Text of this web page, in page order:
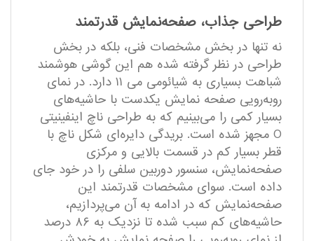
طراحی جذاب، صفحه‌نمایش قدرتمند
نه تنها در بخش مشخصات فنی، بلکه در بخش
طراحی در نظر گرفته شده هم این گوشی هوشمند
شباهت بسیاری به شیائومی می ۱۱ دارد. در نمای
رو‌به‌رویی صفحه نمایش یکدست با حاشیه‌های
بسیار کمی را می‌بینیم که به طراحی ناچ اینفینیتی
O مجهز شده است. بریدگی دایره‌ای شکل ناچ با
قطر بسیار کم در قسمت بالایی و مرکزی
صفحه‌نمایش، سنسور دوربین سلفی را در خود جای
داده است. سوای مشخصات قدرتمند این
صفحه‌نمایش که در ادامه به آن می‌پردازیم،
حاشیه‌های کم سبب شده تا نزدیک به ۸۶ درصد